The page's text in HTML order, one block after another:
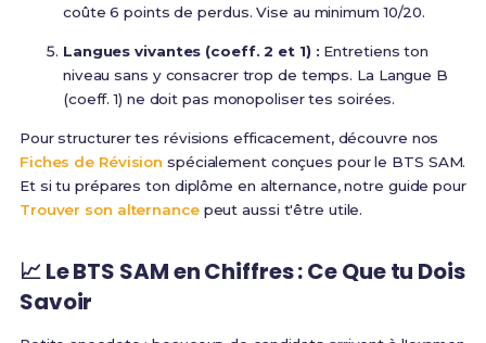
coûte 6 points de perdus. Vise au minimum 10/20.
Langues vivantes (coeff. 2 et 1) : Entretiens ton
niveau sans y consacrer trop de temps. La Langue B
(coeff. 1) ne doit pas monopoliser tes soirées.
Pour structurer tes révisions efficacement, découvre nos
Fiches de Révision spécialement conçues pour le BTS SAM.
Et si tu prépares ton diplôme en alternance, notre guide pour
Trouver son alternancepeut aussi t'être utile.
📈 Le BTS SAM en Chiffres : Ce Que tu Dois
Savoir